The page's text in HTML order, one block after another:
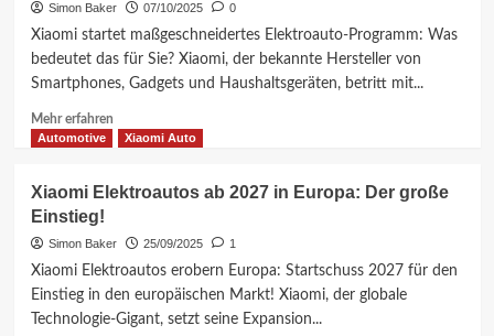
Simon Baker 07/10/2025 0
Xiaomi startet maßgeschneidertes Elektroauto-Programm: Was
bedeutet das für Sie? Xiaomi, der bekannte Hersteller von
Smartphones, Gadgets und Haushaltsgeräten, betritt mit...
Mehr erfahrenMehr
Informationen
Elektroautos:
Angebot
revolutioniert
Markt!
Automotive Xiaomi Auto
Xiaomi Elektroautos ab 2027 in Europa: Der große
Einstieg!
Simon Baker 25/09/2025 1
Xiaomi Elektroautos erobern Europa: Startschuss 2027 für den
Einstieg in den europäischen Markt! Xiaomi, der globale
Technologie-Gigant, setzt seine Expansion...